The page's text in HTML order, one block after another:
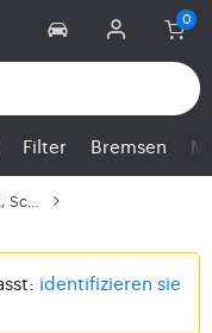
Filter Bremsen
identifizieren sie